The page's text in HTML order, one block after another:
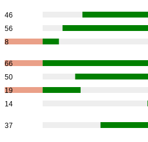
46
56
8
66
50
19
14
37